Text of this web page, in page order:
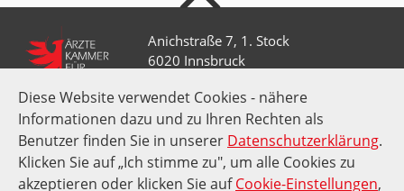
Diese Website verwendet Cookies - nähere
Informationen dazu und zu Ihren Rechten als
Benutzer finden Sie in unserer Datenschutzerklärung.
Klicken Sie auf „Ich stimme zu", um alle Cookies zu
akzeptieren oder klicken Sie aufCookie-Einstellungen,
Anichstraße 7, 1. Stock
6020 Innsbruck
+43 512 52 0 58-0
kammer@aektirol.at